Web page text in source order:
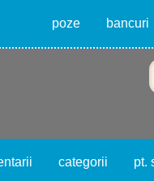
poze bancuri
categorii pt.